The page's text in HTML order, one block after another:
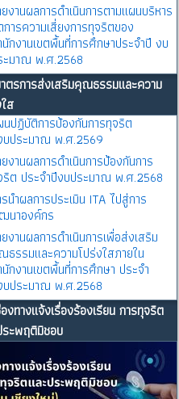
งานผลการดำเนินการตามแผนบริหาร
ารความเสี่ยงการทุจริตของ
กงานเขตพื้นที่การศึกษาประจำปี งบ
ะมาณ พ.ศ.2568
ตรการส่งเสริมคุณธรรมและความ
ส
นปฏิบัติการป้องกันการทุจริต
บประมาณ พ.ศ.2569
งานผลการดําเนินการป้องกันการ
ริต ประจําปีงบประมาณ พ.ศ.2568
นำผลการประเมิน ITA ไปสู่การ
นาองค์กร
งานผลการดําเนินการเพื่อส่งเสริม
ธรรมและความโปร่งใสภายใน
กงานเขตพื้นที่การศึกษา ประจำ
บประมาณ พ.ศ.2568
งทางแจ้งเรื่องร้องเรียน การทุจริต
ระพฤติมิชอบ